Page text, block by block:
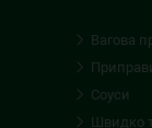
Вагова
Соуси
Швидко